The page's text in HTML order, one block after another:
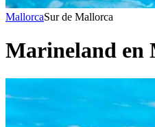
MallorcaSur de Mallorca
Marineland en